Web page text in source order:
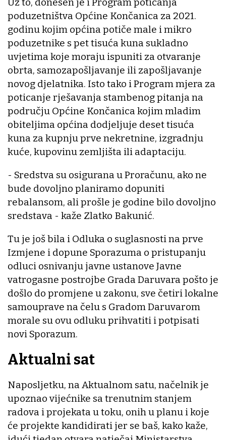
poduzetništva Općine Končanica za 2021.
godinu kojim općina potiče male i mikro
poduzetnike s pet tisuća kuna sukladno
uvjetima koje moraju ispuniti za otvaranje
obrta, samozapošljavanje ili zapošljavanje
novog djelatnika. Isto tako i Program mjera za
poticanje rješavanja stambenog pitanja na
području Općine Končanica kojim mladim
obiteljima općina dodjeljuje deset tisuća
kuna za kupnju prve nekretnine, izgradnju
kuće, kupovinu zemljišta ili adaptaciju.
- Sredstva su osigurana u Proračunu, ako ne
bude dovoljno planiramo dopuniti
rebalansom, ali prošle je godine bilo dovoljno
sredstava - kaže Zlatko Bakunić.
Tu je još bila i Odluka o suglasnosti na prve
Izmjene i dopune Sporazuma o pristupanju
odluci osnivanju javne ustanove Javne
vatrogasne postrojbe Grada Daruvara pošto je
došlo do promjene u zakonu, sve četiri lokalne
samouprave na čelu s Gradom Daruvarom
morale su ovu odluku prihvatiti i potpisati
novi Sporazum.
Aktualni sat
Naposljetku, na Aktualnom satu, načelnik je
upoznao vijećnike sa trenutnim stanjem
radova i projekata u toku, onih u planu i koje
će projekte kandidirati jer se baš, kako kaže,